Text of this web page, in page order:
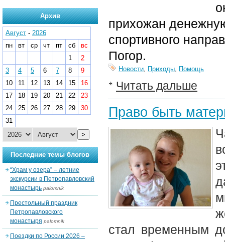
прихожан
спортивного
Погор.
Новости, Приходы, Помощь
Читать дальше
Право быть
стал временным
Архив
Август - 2026
пн
вт ср чт пт сб
вс
1
2
3
4 5 6 7 8
9
10
11 12 13 14 15
16
17
18 19 20 21 22
23
24
25 26 27 28 29
30
31
>
Последние темы блогов
“Храм у озера” – летние
экскурсии в Петропавловский
монастырь palomnik
Престольный праздник
Петропавловского
монастыря palomnik
Поездки по России 2026 –